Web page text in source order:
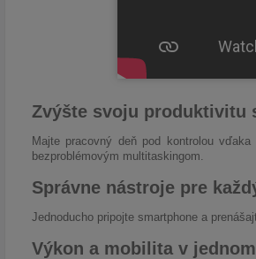
Zvýšte svoju produktivitu
Majte pracovný deň pod kontrolou
bezproblémovým multitaskingom.
Správne nástroje pre
Jednoducho pripojte smartphone a
Výkon a mobilita v